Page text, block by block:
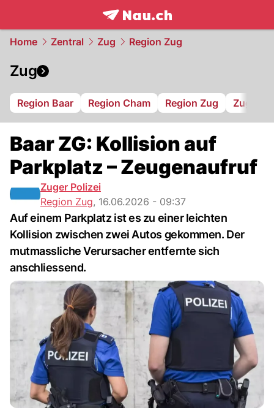
frontpage.NAU.ch
Home Zentral Zug Region Zug
Zug
Region Baar Region Cham Region Zug Zug 94
Baar ZG: Kollision auf
Parkplatz – Zeugenaufruf
Zuger Polizei
Region Zug, 16.06.2026 - 09:37
Auf einem Parkplatz ist es zu einer leichten
Kollision zwischen zwei Autos gekommen. Der
mutmassliche Verursacher entfernte sich
anschliessend.